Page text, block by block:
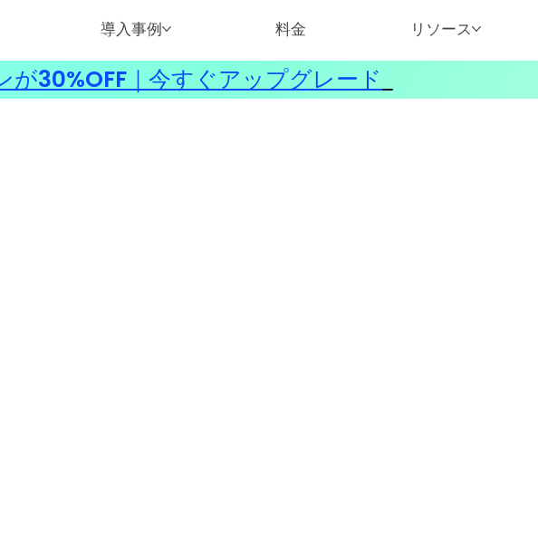
導入事例 料金 リソース
30%OFF｜今すぐアップグレード